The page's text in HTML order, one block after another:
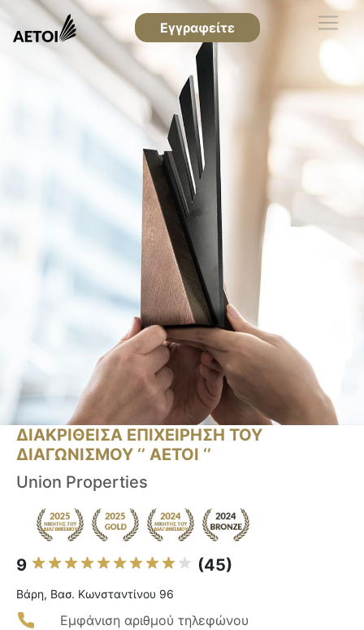
Εγγραφείτε
ΔΙΑΚΡΙΘΕΙΣΑ ΕΠΙΧΕΙΡΗΣΗ ΤΟΥ
ΔΙΑΓΩΝΙΣΜΟΥ ‘’ ΑΕΤΟΙ ‘’
Union Properties
9 (45)
Βάρη, Βασ. Κωνσταντίνου 96
Εμφάνιση αριθμού τηλεφώνου